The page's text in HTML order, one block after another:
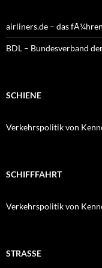
airliners.de – das
BDL – Bundesverband
SCHIENE
Verkehrspolitik von
SCHIFFFAHRT
Verkehrspolitik von
STRASSE